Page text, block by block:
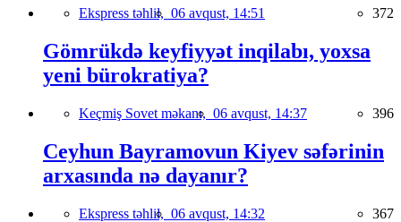
Ekspress təhlil, 06 avqust, 14:51 372
Gömrükdə keyfiyyət inqilabı, yoxsa
yeni bürokratiya?
Keçmiş Sovet məkanı, 06 avqust, 14:37 396
Ceyhun Bayramovun Kiyev səfərinin
arxasında nə dayanır?
Ekspress təhlil, 06 avqust, 14:32 367